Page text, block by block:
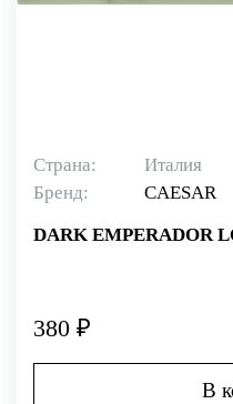
Страна:
Италия
Бренд:
CAESAR
DARK EMPERADOR
380 ₽
В